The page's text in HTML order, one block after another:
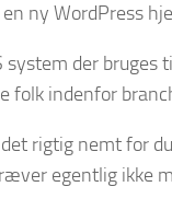
ny WordPress
system der bruges
folk indenfor
rigtig nemt for
egentlig ikke